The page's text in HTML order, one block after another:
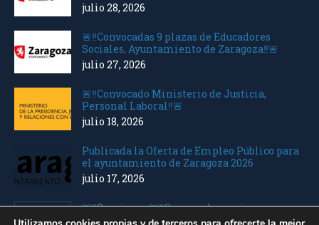
julio 28, 2026
🚨‼️Convocadas 9 plazas de Educadores
Sociales, Ayuntamiento de Zaragoza‼️🚨
julio 27, 2026
🚨‼️Convocado Ministerio de Justicia,
Personal Laboral‼️🚨
julio 18, 2026
Publicada la Oferta de Empleo Público para
el ayuntamiento de Zaragoza 2026
julio 17, 2026
🚨‼️Seguimos 🚨‼️Convocados varios
Ministerios Personal Laboral